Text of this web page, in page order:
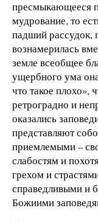
пресмыкающееся
мудрование, то
падший рассудок,
вознамерилась
земле всеобщее
ущербного ума
что такое плохо»,
ретроградно и
оказались
представляют
приемлемыми –
слабостям и
грехом и
справедливыми и
Божиими